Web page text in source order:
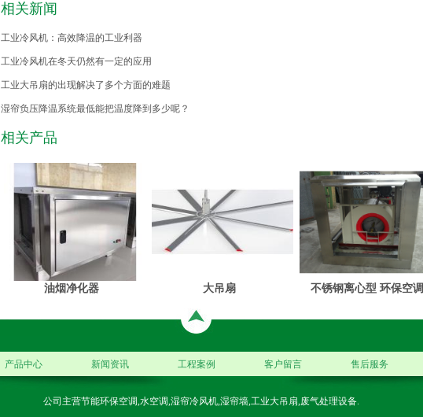
相关新闻
工业冷风机：高效降温的工业利器
工业冷风机在冬天仍然有一定的应用
工业大吊扇的出现解决了多个方面的难题
湿帘负压降温系统最低能把温度降到多少呢？
相关产品
油烟净化器 大吊扇 不锈钢离心型 环保空调
产品中心 新闻资讯 工程案例 客户留言 售后服务
公司主营节能环保空调,水空调,湿帘冷风机,湿帘墙,工业大吊扇,废气处理设备.